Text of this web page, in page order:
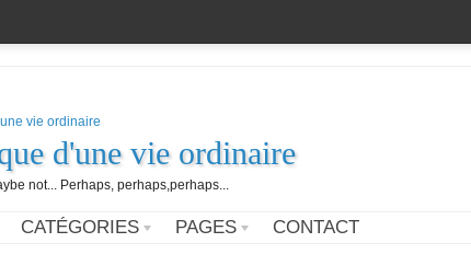
d'une vie ordinaire
not... Perhaps, perhaps,perhaps...
CATÉGORIES PAGES CONTACT